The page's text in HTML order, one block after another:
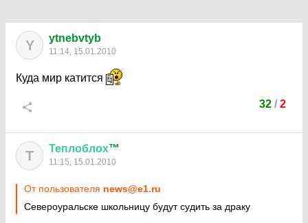
Y ytnebvtyb
11:14, 15.01.2010
Куда мир катится
32 / 2
Т Теплоблох™
11:15, 15.01.2010
От пользователя news@e1.ru
Североуральске школьницу будут судить за драку